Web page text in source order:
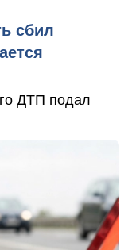
сбил
ДТП подал